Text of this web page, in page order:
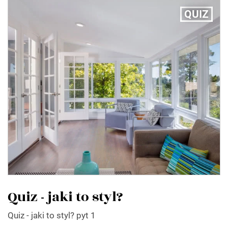
QUIZ
Quiz - jaki to styl?
Quiz - jaki to styl? pyt 1